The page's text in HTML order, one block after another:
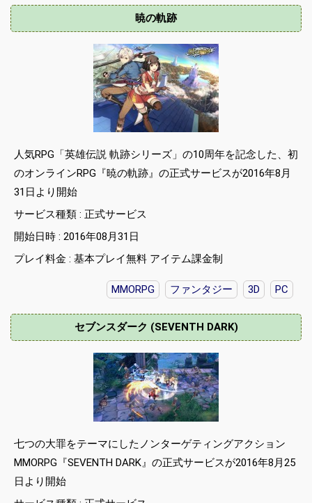
暁の軌跡
人気RPG「英雄伝説 軌跡シリーズ」の10周年を記念した、初
のオンラインRPG『暁の軌跡』の正式サービスが2016年8月
31日より開始
サービス種類 : 正式サービス
開始日時 : 2016年08月31日
プレイ料金 : 基本プレイ無料 アイテム課金制
MMORPG ファンタジー 3D PC
セブンスダーク (SEVENTH DARK)
七つの大罪をテーマにしたノンターゲティングアクション
MMORPG『SEVENTH DARK』の正式サービスが2016年8月25
日より開始